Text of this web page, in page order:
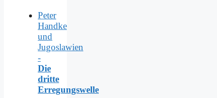
Peter
Handke
und
Jugoslawien
-
Die
dritte
Erregungswelle